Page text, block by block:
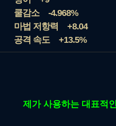
쿨감소
-4.968%
마법 저항력
+8.04
공격 속도
+13.5%
제가 사용하는 대표적